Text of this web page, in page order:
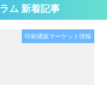
ム 新着記事
印刷通販マーケット情報